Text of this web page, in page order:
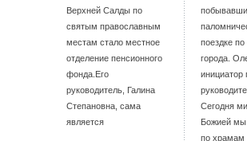
Верхней Салды по
святым православным
местам стало местное
отделение пенсионного
фонда.Его
руководитель, Галина
Степановна, сама
является
поездке
города.
инициатор
Сегодня
Божией мы
по храмам